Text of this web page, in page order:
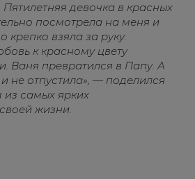
девочка в красных
посмотрела на меня и
крепко взяла за руку.
к красному цвету
Ваня превратился в Папу. А
не отпустила», — поделился
самых ярких
жизни.